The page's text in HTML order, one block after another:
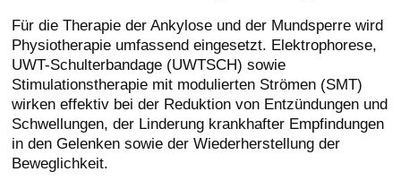
Für die Therapie der Ankylose und der Mundsperre wird
Physiotherapie umfassend eingesetzt. Elektrophorese,
UWT-Schulterbandage (UWTSCH) sowie
Stimulationstherapie mit modulierten Strömen (SMT)
wirken effektiv bei der Reduktion von Entzündungen und
Schwellungen, der Linderung krankhafter Empfindungen
in den Gelenken sowie der Wiederherstellung der
Beweglichkeit.